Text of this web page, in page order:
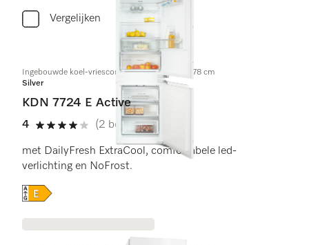
Vergelijken
Ingebouwde koel-vriescombinatie, nishoogte 178 cm
Silver
KDN 7724 E Active
4
4 sterren van de 5
(2 beoordelingen)
met DailyFresh ExtraCool, comfortabele led-
verlichting en NoFrost.
Online Label Flag, Energielabel